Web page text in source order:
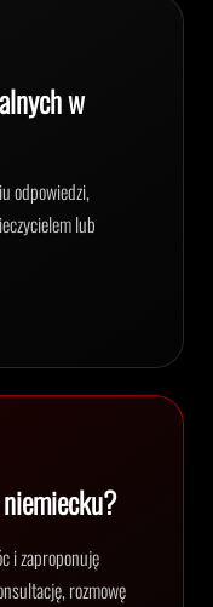
w
odpowiedzi,
lub
i zaproponuję
rozmowę